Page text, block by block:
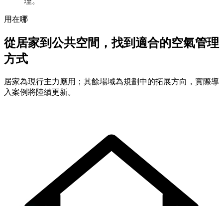
用在哪
從居家到公共空間，找到適合的空氣管理
方式
居家為現行主力應用；其餘場域為規劃中的拓展方向，實際導
入案例將陸續更新。